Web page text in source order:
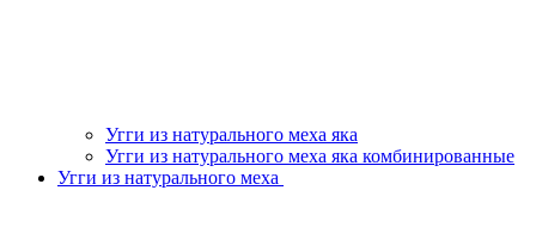
Угги из натурального меха яка
Угги из натурального меха яка комбинированные
Угги из натурального меха